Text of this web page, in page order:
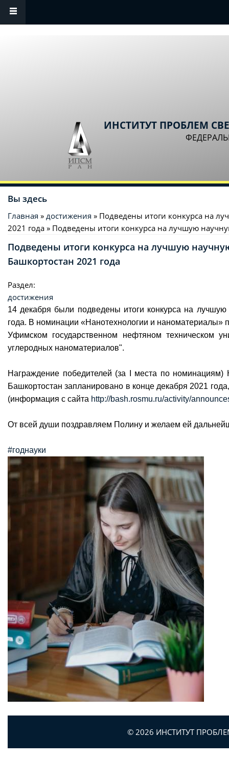
Перейти к основному содержанию
ИНСТИТУТ ПРОБЛЕМ
Вы здесь
Главная » достижения » Подведены итоги конкурса на
2021 года » Подведены итоги конкурса на лучшую
Подведены итоги конкурса на лучшую
Башкортостан 2021 года
Раздел:
достижения
14 декабря были подведены итоги конкурса на
года. В номинации «Нанотехнологии и
Уфимском государственном нефтяном техническом
углеродных наноматериалов".
Награждение победителей (за I места по
Башкортостан запланировано в конце декабря 2021
(информация с сайта http://bash.rosmu.ru/activity/
От всей души поздравляем Полину и желаем ей
#годнауки
© 2026 ИНСТИТУТ